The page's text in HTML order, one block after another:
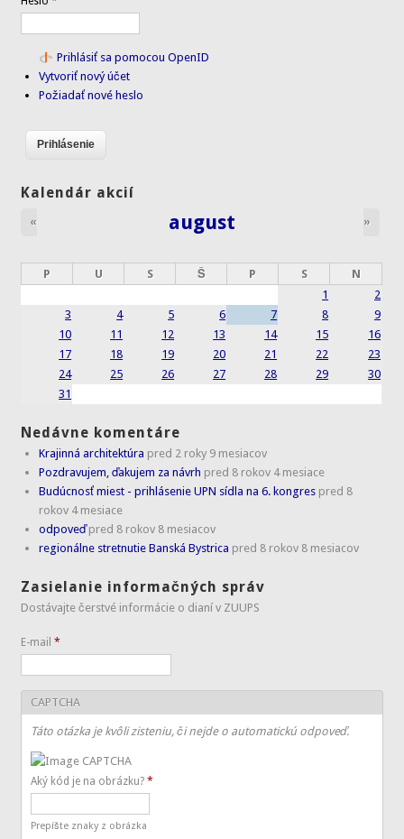
Prihlásiť sa pomocou OpenID
Vytvoriť nový účet
Požiadať nové heslo
Kalendár akcií
august
« »
P U S Š P S
N
1
2
3
4 5 6 7 8
9
10
11 12 13 14 15
16
17
18 19 20 21 22
23
24
25 26 27 28 29
30
31
Nedávne komentáre
Krajinná architektúra pred 2 roky 9 mesiacov
Pozdravujem, ďakujem za návrh pred 8 rokov 4 mesiace
Budúcnosť miest - prihlásenie UPN sídla na 6. kongres pred 8
rokov 4 mesiace
odpoveď pred 8 rokov 8 mesiacov
regionálne stretnutie Banská Bystrica pred 8 rokov 8 mesiacov
Zasielanie informačných správ
Dostávajte čerstvé informácie o dianí v ZUUPS
E-mail*
CAPTCHA
Táto otázka je kvôli zisteniu, či nejde o automatickú odpoveď.
Aký kód je na obrázku?*
Prepíšte znaky z obrázka